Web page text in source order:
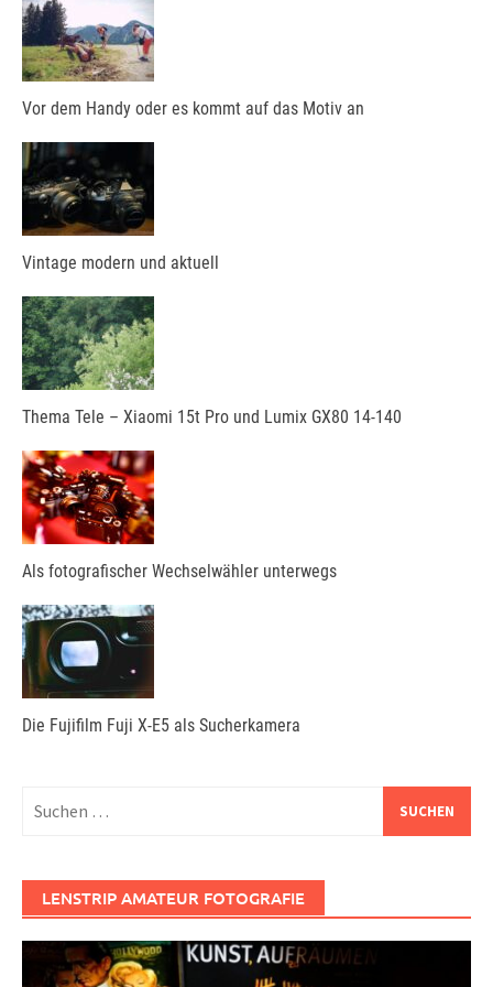
Vor dem Handy oder es kommt auf das Motiv an
Vintage modern und aktuell
Thema Tele – Xiaomi 15t Pro und Lumix GX80 14-140
Als fotografischer Wechselwähler unterwegs
Die Fujifilm Fuji X-E5 als Sucherkamera
nach:
LENSTRIP AMATEUR FOTOGRAFIE